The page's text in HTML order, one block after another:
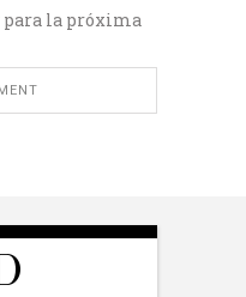
para la próxima